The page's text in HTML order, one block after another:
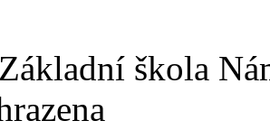
škola